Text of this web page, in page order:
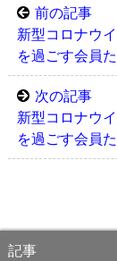
前の記事
新型コロナウ
を過ごす会員
次の記事
新型コロナウ
を過ごす会員
記事